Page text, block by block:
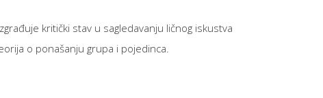
kritički stav u sagledavanju ličnog iskustva
o ponašanju grupa i pojedinca.